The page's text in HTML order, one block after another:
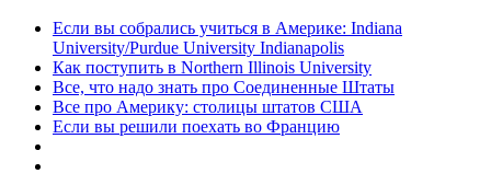
Если вы собрались учиться в Америке: Indiana
University/Purdue University Indianapolis
Как поступить в Northern Illinois University
Все, что надо знать про Соединенные Штаты
Все про Америку: столицы штатов США
Если вы решили поехать во Францию